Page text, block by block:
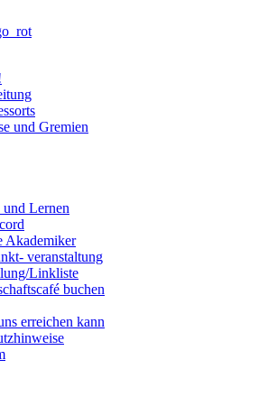
und Gremien
und Lernen
Akademiker
veranstaltung
Linkliste
buchen
erreichen kann